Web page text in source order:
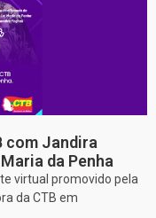
com Jandira
da Penha
virtual promovido pela
da CTB em